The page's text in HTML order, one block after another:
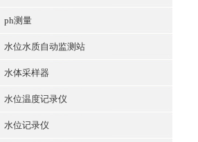
ph测量
水位水质自动监测站
水体采样器
水位温度记录仪
水位记录仪